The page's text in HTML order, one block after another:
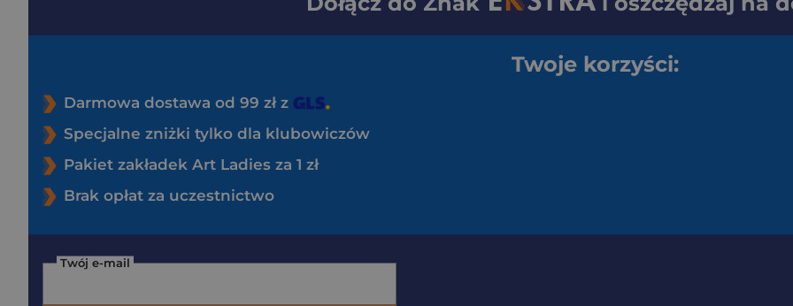
Twoje korzyści:
Darmowa dostawa od 99 zł z
Specjalne zniżki tylko dla klubowiczów
Pakiet zakładek Art Ladies za 1 zł
Brak opłat za uczestnictwo
Twój e-mail